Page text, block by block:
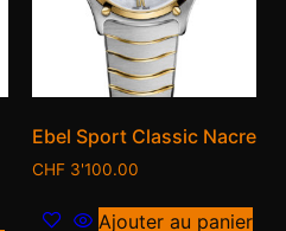
Ebel Sport Classic Nacre
CHF 3'100.00
Ajouter au panier